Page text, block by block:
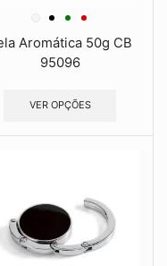
Aromática 50g CB
95096
VER OPÇÕES